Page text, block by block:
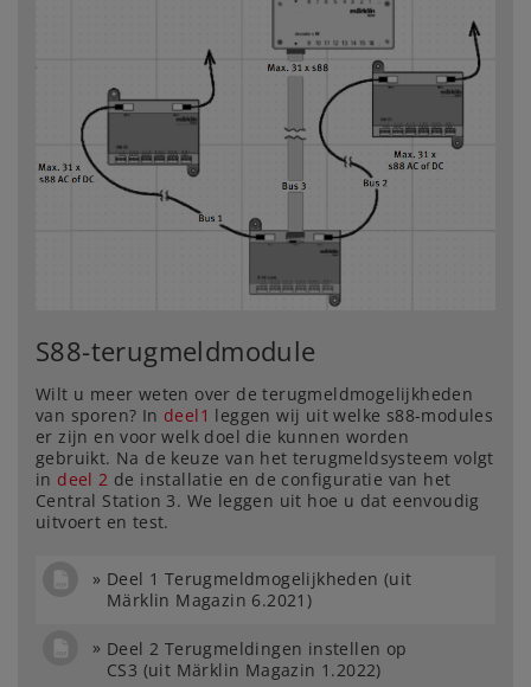
S88-terugmeldmodule
Wilt u meer weten over de terugmeldmogelijkheden
van sporen? In deel1 leggen wij uit welke s88-modules
er zijn en voor welk doel die kunnen worden
gebruikt. Na de keuze van het terugmeldsysteem volgt
in deel 2 de installatie en de configuratie van het
Central Station 3. We leggen uit hoe u dat eenvoudig
uitvoert en test.
Deel 1 Terugmeldmogelijkheden (uit
Märklin Magazin 6.2021)
Deel 2 Terugmeldingen instellen op
CS3 (uit Märklin Magazin 1.2022)